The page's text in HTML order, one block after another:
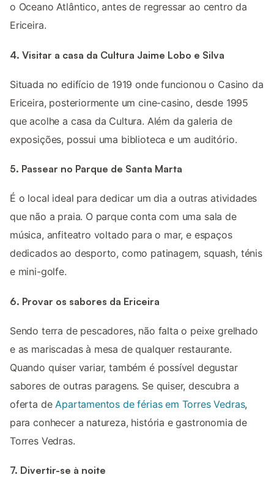
o Oceano Atlântico, antes de regressar ao centro da
Ericeira.
4. Visitar a casa da Cultura Jaime Lobo e Silva
Situada no edifício de 1919 onde funcionou o Casino da
Ericeira, posteriormente um cine-casino, desde 1995
que acolhe a casa da Cultura. Além da galeria de
exposições, possui uma biblioteca e um auditório.
5. Passear no Parque de Santa Marta
É o local ideal para dedicar um dia a outras atividades
que não a praia. O parque conta com uma sala de
música, anfiteatro voltado para o mar, e espaços
dedicados ao desporto, como patinagem, squash, ténis
e mini-golfe.
6. Provar os sabores da Ericeira
Sendo terra de pescadores, não falta o peixe grelhado
e as mariscadas à mesa de qualquer restaurante.
Quando quiser variar, também é possível degustar
sabores de outras paragens. Se quiser, descubra a
oferta de Apartamentos de férias em Torres Vedras,
para conhecer a natureza, história e gastronomia de
Torres Vedras.
7. Divertir-se à noite